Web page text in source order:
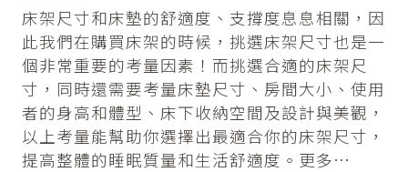
床架尺寸和床墊的舒適度、支撐度息息相關，因
此我們在購買床架的時候，挑選床架尺寸也是一
個非常重要的考量因素！而挑選合適的床架尺
寸，同時還需要考量床墊尺寸、房間大小、使用
者的身高和體型、床下收納空間及設計與美觀，
以上考量能幫助你選擇出最適合你的床架尺寸，
提高整體的睡眠質量和生活舒適度。更多…